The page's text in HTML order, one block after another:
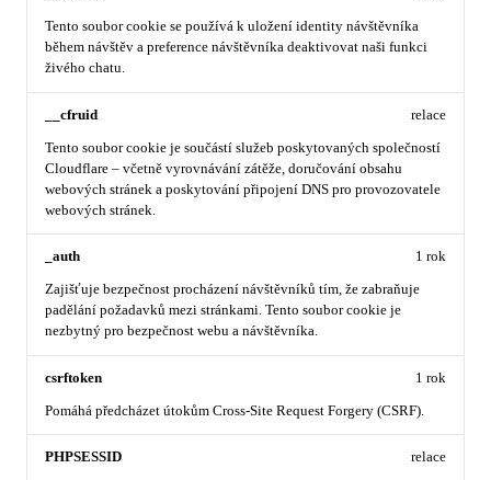
Tento soubor cookie se používá k uložení identity návštěvníka
během návštěv a preference návštěvníka deaktivovat naši funkci
živého chatu.
__cfruid
Tento soubor cookie je součástí služeb poskytovaných společností
Cloudflare – včetně vyrovnávání zátěže, doručování obsahu
webových stránek a poskytování připojení DNS pro provozovatele
webových stránek.
relace
_auth
Zajišťuje bezpečnost procházení návštěvníků tím, že zabraňuje
padělání požadavků mezi stránkami. Tento soubor cookie je
nezbytný pro bezpečnost webu a návštěvníka.
1 rok
csrftoken
Pomáhá předcházet útokům Cross-Site Request Forgery (CSRF).
1 rok
PHPSESSID relace